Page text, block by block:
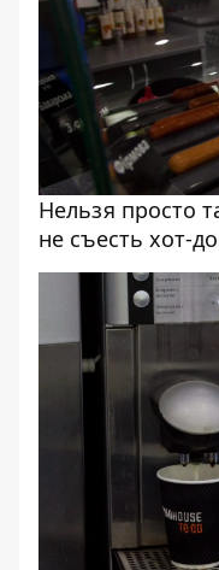
Нельзя просто
не съесть хот-